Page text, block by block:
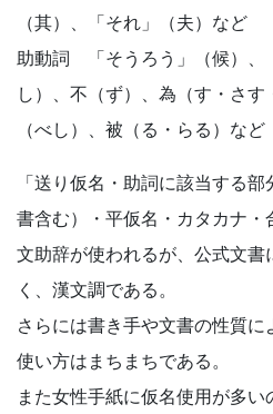
（其）、「それ」（夫）など
助動詞 「そうろう」（候）、
し）、不（ず）、為（す・さ
（べし）、被（る・らる）など
「送り仮名・助詞に該当する
書含む）・平仮名・カタカナ
文助辞が使われるが、公式文
く、漢文調である。
さらには書き手や文書の性質
使い方はまちまちである。
また女性手紙に仮名使用が多